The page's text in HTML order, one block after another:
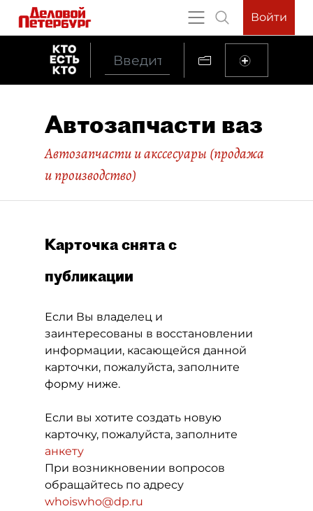
Войти
Автозапчасти ваз
Автозапчасти и акссесуары (продажа
и производство)
Карточка снята с
публикации
Если Вы владелец и
заинтересованы в восстановлении
информации, касающейся данной
карточки, пожалуйста, заполните
форму ниже.
Если вы хотите создать новую
карточку, пожалуйста, заполните
анкету
При возникновении вопросов
обращайтесь по адресу
whoiswho@dp.ru